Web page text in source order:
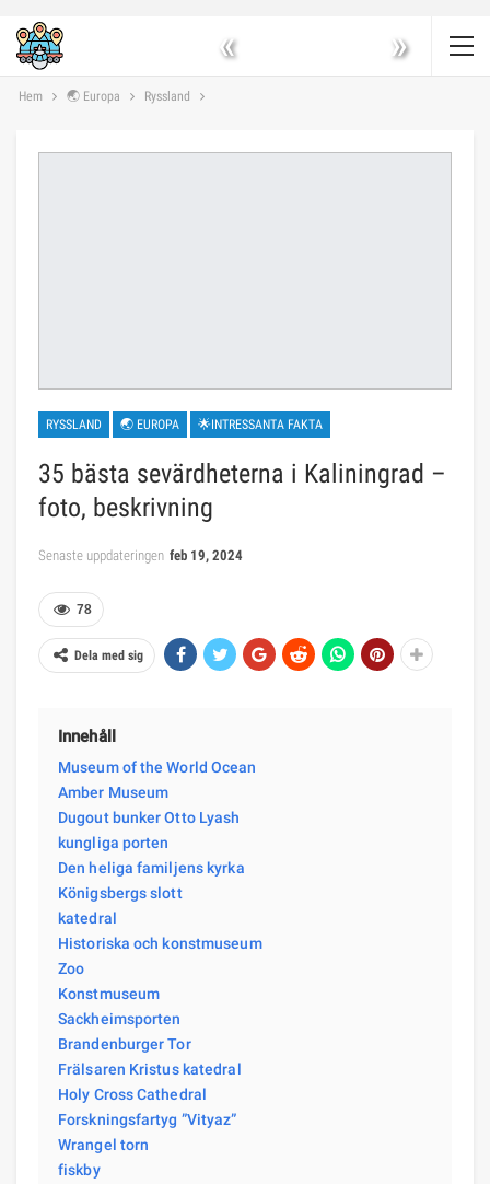
« »
Hem 🌏 Europa Ryssland
RYSSLAND 🌏 EUROPA 🌟INTRESSANTA FAKTA
35 bästa sevärdheterna i Kaliningrad –
foto, beskrivning
Senaste uppdateringen feb 19, 2024
78
Dela med sig
Innehåll
Museum of the World Ocean
Amber Museum
Dugout bunker Otto Lyash
kungliga porten
Den heliga familjens kyrka
Königsbergs slott
katedral
Historiska och konstmuseum
Zoo
Konstmuseum
Sackheimsporten
Brandenburger Tor
Frälsaren Kristus katedral
Holy Cross Cathedral
Forskningsfartyg ”Vityaz”
Wrangel torn
fiskby